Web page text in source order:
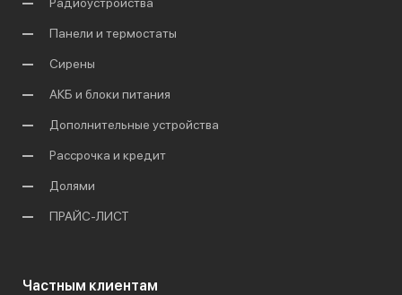
Панели и термостаты
Сирены
АКБ и блоки питания
Дополнительные устройства
Рассрочка и кредит
Долями
ПРАЙС-ЛИСТ
Частным клиентам